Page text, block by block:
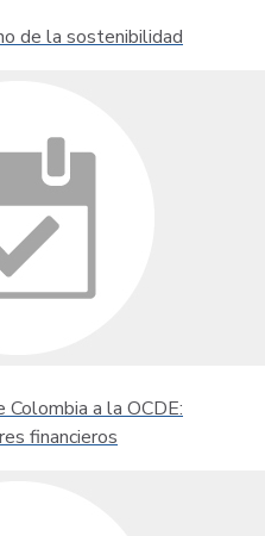
de la sostenibilidad
Colombia a la OCDE:
financieros